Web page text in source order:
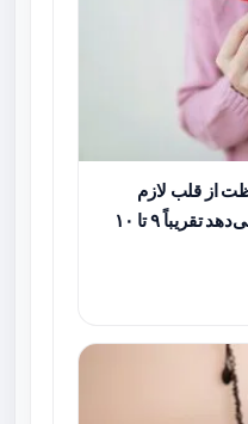
از قلب لازم
است؟ بررسی جدید نشان می‌دهد تقریباً ۹ تا ۱۰